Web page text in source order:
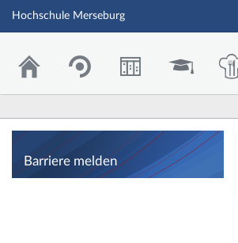
Hochschule Merseburg
Barriere melden